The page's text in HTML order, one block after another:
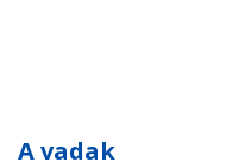
A vadak